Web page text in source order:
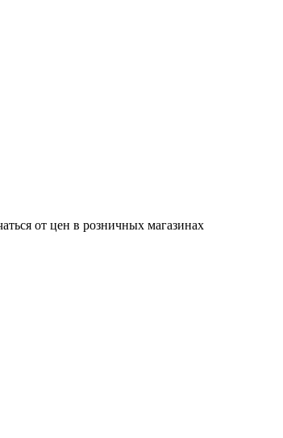
от цен в розничных магазинах